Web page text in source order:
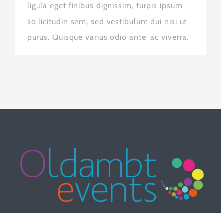
ligula eget finibus dignissim, turpis ipsum
sollicitudin sem, sed vestibulum dui nisi ut
purus. Quisque varius odio ante, ac viverra.